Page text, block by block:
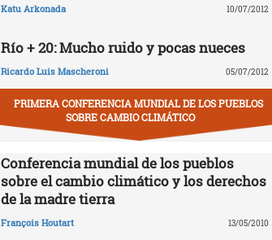
Katu Arkonada 10/07/2012
Río + 20: Mucho ruido y pocas nueces
Ricardo Luis Mascheroni 05/07/2012
PRIMERA CONFERENCIA MUNDIAL DE LOS PUEBLOS
SOBRE CAMBIO CLIMÁTICO
Conferencia mundial de los pueblos
sobre el cambio climático y los derechos
de la madre tierra
François Houtart 13/05/2010